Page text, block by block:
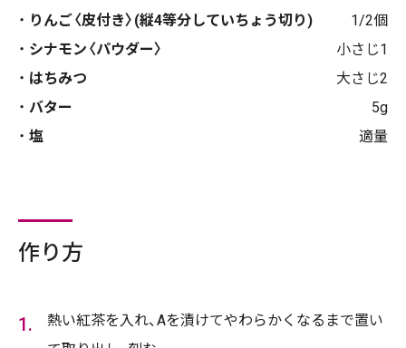
りんご〈皮付き〉(縦4等分していちょう切り)
1/2個
シナモン〈パウダー〉
小さじ1
はちみつ
大さじ2
バター
5g
塩
適量
作り方
熱い紅茶を入れ、Aを漬けてやわらかくなるまで置い